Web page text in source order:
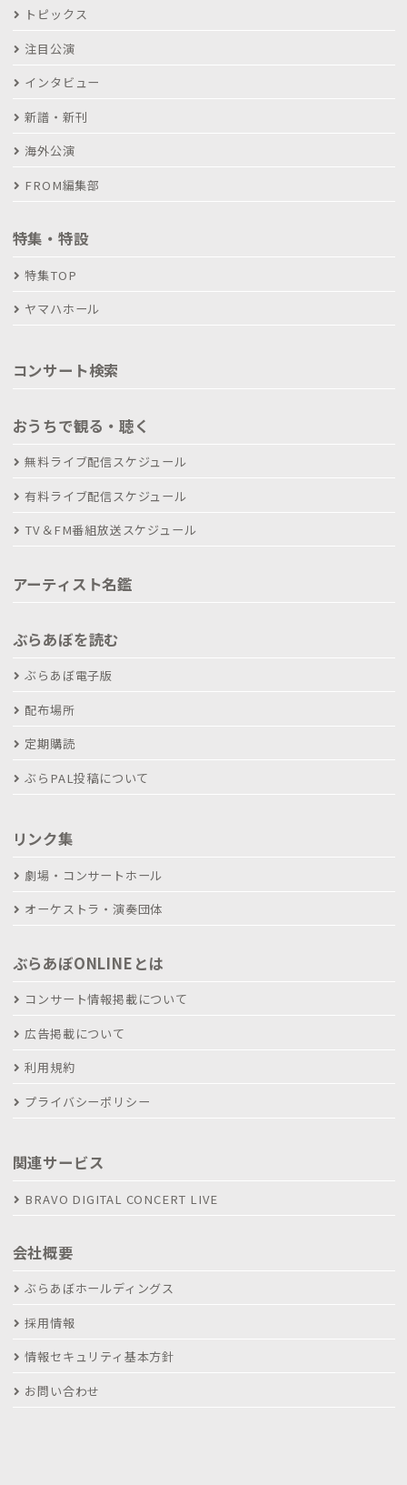
トピックス
注目公演
インタビュー
新譜・新刊
海外公演
FROM編集部
特集・特設
特集TOP
ヤマハホール
コンサート検索
おうちで観る・聴く
無料ライブ配信スケジュール
有料ライブ配信スケジュール
TV＆FM番組放送スケジュール
アーティスト名鑑
ぶらあぼを読む
ぶらあぼ電子版
配布場所
定期購読
ぶらPAL投稿について
リンク集
劇場・コンサートホール
オーケストラ・演奏団体
ぶらあぼONLINEとは
コンサート情報掲載について
広告掲載について
利用規約
プライバシーポリシー
関連サービス
BRAVO DIGITAL CONCERT LIVE
会社概要
ぶらあぼホールディングス
採用情報
情報セキュリティ基本方針
お問い合わせ